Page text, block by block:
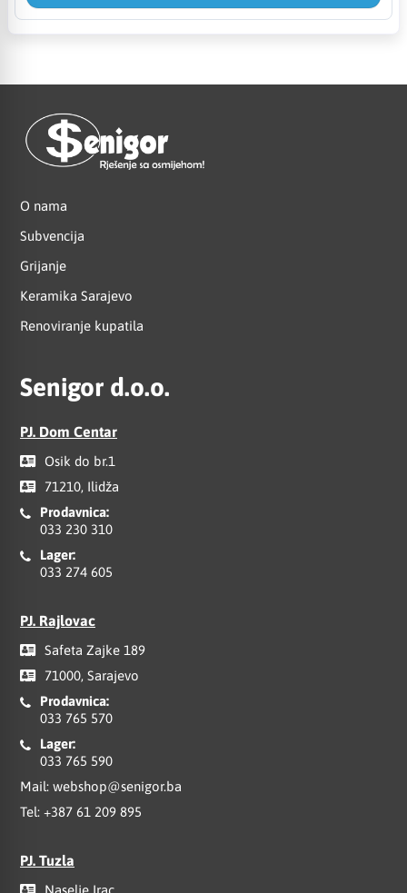
O nama
Subvencija
Grijanje
Keramika Sarajevo
Renoviranje kupatila
Senigor d.o.o.
PJ. Dom Centar
Osik do br.1
71210, Ilidža
Prodavnica:
033 230 310
Lager:
033 274 605
PJ. Rajlovac
Safeta Zajke 189
71000, Sarajevo
Prodavnica:
033 765 570
Lager:
033 765 590
Mail: webshop@senigor.ba
Tel: +387 61 209 895
PJ. Tuzla